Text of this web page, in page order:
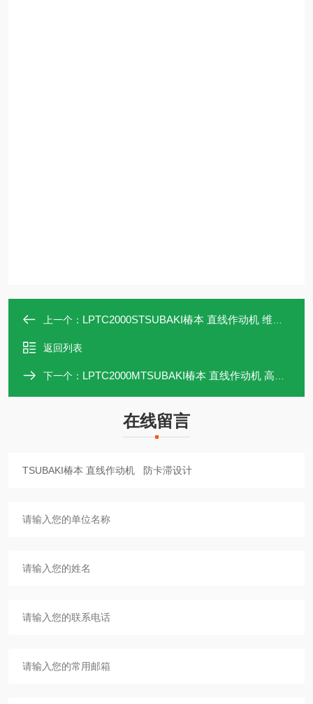
上一个： LPTC2000STSUBAKI椿本 直线作动机 维护点集中
返回列表
下一个： LPTC2000MTSUBAKI椿本 直线作动机 高效传动
在线留言